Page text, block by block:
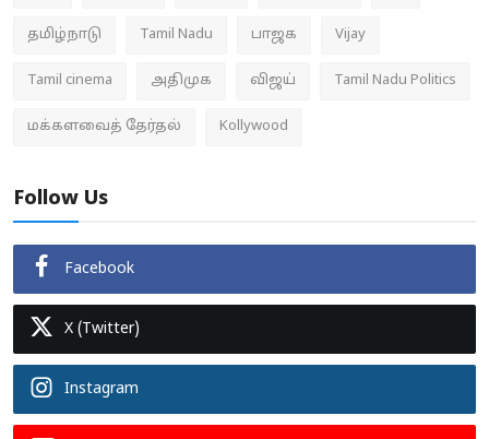
தமிழ்நாடு Tamil Nadu பாஜக Vijay
Tamil cinema அதிமுக விஜய் Tamil Nadu Politics
மக்களவைத் தேர்தல் Kollywood
Follow Us
Facebook
X (Twitter)
Instagram